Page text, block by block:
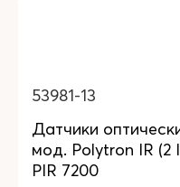
53981-13
Датчики
мод. Polytron IR (2
PIR 7200